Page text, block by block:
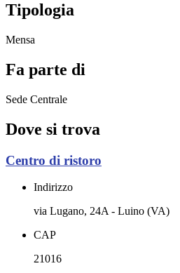
Tipologia
Mensa
Fa parte di
Sede Centrale
Dove si trova
Centro di ristoro
Indirizzo
via Lugano, 24A - Luino (VA)
CAP
21016